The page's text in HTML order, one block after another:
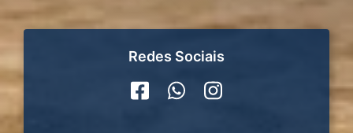
Redes Sociais